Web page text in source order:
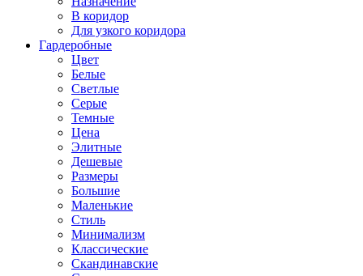
В коридор
Для узкого коридора
Гардеробные
Цвет
Белые
Светлые
Серые
Темные
Цена
Элитные
Дешевые
Размеры
Большие
Маленькие
Стиль
Минимализм
Классические
Скандинавские